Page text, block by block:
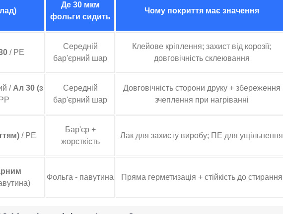
Де 30 мкм
фольги сидить
Чому покриття має значення
/ PE
Середній
бар'єрний шар
Клейове кріплення; захист від корозії;
довговічність склеювання
/ Ал 30 (з
Середній
бар'єрний шар
Довговічність сторони друку + збереження
зчеплення при нагріванні
/ PE
Бар'єр +
жорсткість
Лак для захисту виробу; ПЕ для ущільнення
Фольга - павутина Пряма герметизація + стійкість до стирання